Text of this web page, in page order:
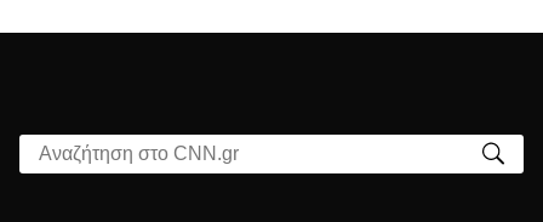
Αναζήτηση στο CNN.gr